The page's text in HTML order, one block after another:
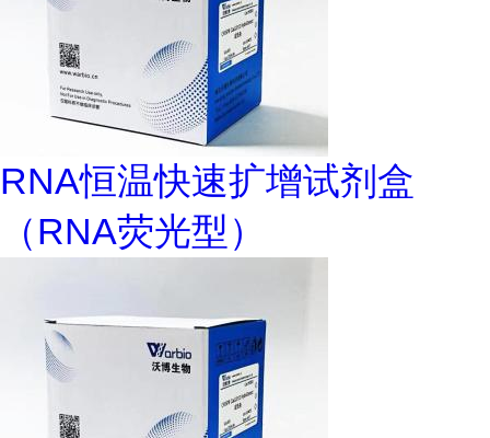
RNA恒温快速扩增试剂盒
（RNA荧光型）